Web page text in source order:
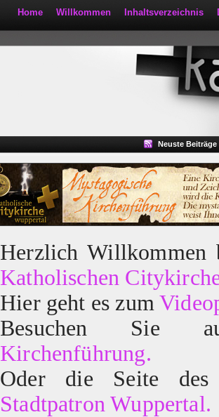
Home Willkommen Inhaltsverzeichnis
Neuste Beiträge
Herzlich
Katholischen
Hier geht es zum
Besuchen
Kirchenführung.
Oder die Seite des
Stadtpatron Wuppertal.